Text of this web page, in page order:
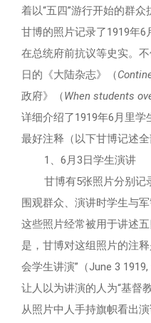
着以“五四”游行开始的群众
甘博的照片记录了1919年6
在总统府前抗议等史实。
日的《大陆杂志》（
政府》（When students
详细介绍了1919年6月里
最好注释（以下甘博记述全
1、6月3日学生演讲
甘博有5张照片分别记录
围观群众、演讲时学生与
这些照片经常被用于讲述
是，甘博对这组照片的注
会学生讲演”（June 3
让人以为讲演的人为“基督
从照片中人手持旗帜看出